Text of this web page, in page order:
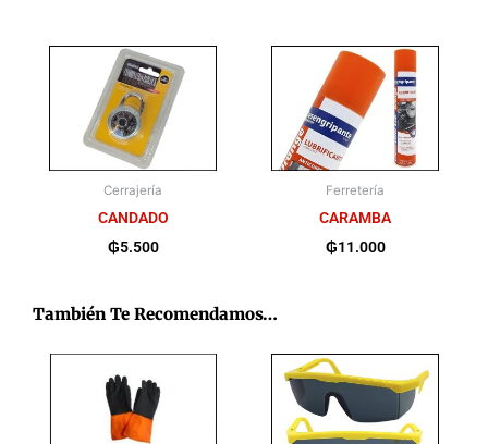
Cerrajería
CANDADO
₲5.500
Ferretería
CARAMBA
₲11.000
También Te Recomendamos…